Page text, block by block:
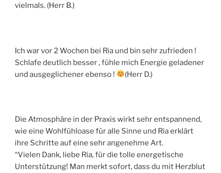
vielmals. (Herr B.)
Ich war vor 2 Wochen bei Ria und bin sehr zufrieden !
Schlafe deutlich besser , fühle mich Energie geladener
und ausgeglichener ebenso !
(Herr D.)
Die Atmosphäre in der Praxis wirkt sehr entspannend,
wie eine Wohlfühloase für alle Sinne und Ria erklärt
ihre Schritte auf eine sehr angenehme Art.
“Vielen Dank, liebe Ria, für die tolle energetische
Unterstützung! Man merkt sofort, dass du mit Herzblut